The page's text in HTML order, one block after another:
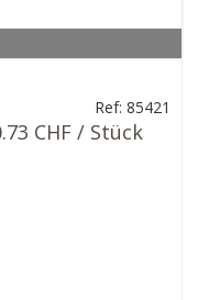
Ref: 85421
CHF / Stück